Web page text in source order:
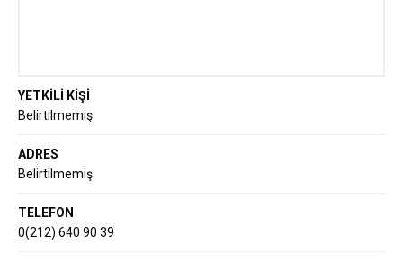
YETKİLİ KİŞİ
Belirtilmemiş
ADRES
Belirtilmemiş
TELEFON
0(212) 640 90 39